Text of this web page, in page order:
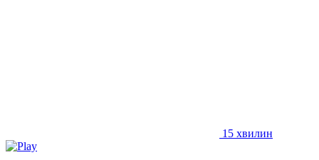
15 хвилин